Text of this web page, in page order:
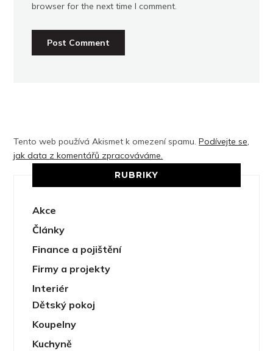
browser for the next time I comment.
Tento web používá Akismet k omezení spamu.Podívejte se,
jak data z komentářů zpracováváme.
RUBRIKY
Akce
Články
Finance a pojištění
Firmy a projekty
Interiér
Dětský pokoj
Koupelny
Kuchyně